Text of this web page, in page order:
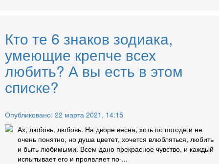
Кто те 6 знаков зодиака,
умеющие крепче всех
любить? А вы есть в этом
списке?
Опубликовано: 22 марта 2021, 14:15
Ах, любовь, любовь. На дворе весна, хоть по погоде и не
очень понятно, но душа цветет, хочется влюбляться, любить
и быть любимыми. Всем дано прекрасное чувство, и каждый
испытывает его и проявляет по-...